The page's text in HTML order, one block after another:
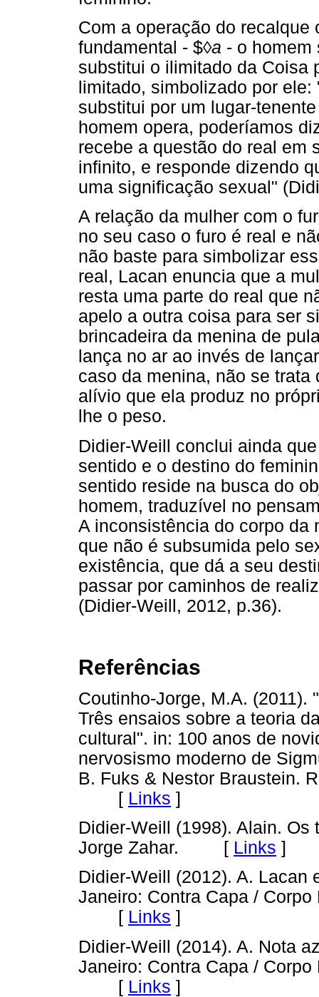
Com a operação do
fundamental - $◊a - o
substitui o ilimitado da Coisa
limitado, simbolizado por
substitui por um lugar-
homem opera, poderíamos
recebe a questão do real em
infinito, e responde dizendo
uma significação sexual"
A relação da mulher com o
no seu caso o furo é real e
não baste para simbolizar
real, Lacan enuncia que a
resta uma parte do real que
apelo a outra coisa para ser
brincadeira da menina de
lança no ar ao invés de
caso da menina, não se
alívio que ela produz no
lhe o peso.
Didier-Weill conclui ainda
sentido e o destino do
sentido reside na busca do
homem, traduzível no
A inconsistência do corpo da
que não é subsumida pelo
existência, que dá a seu
passar por caminhos de
(Didier-Weill, 2012, p.36).
Referências
Coutinho-Jorge, M.A. (2011).
Três ensaios sobre a teoria
cultural". in: 100 anos de
nervosismo moderno de
B. Fuks & Nestor Braustein.
[ Links ]
Didier-Weill (1998). Alain.
Jorge Zahar. [ Links ]
Didier-Weill (2012). A.
Janeiro: Contra Capa /
[ Links ]
Didier-Weill (2014). A. Nota
Janeiro: Contra Capa /
[ Links ]